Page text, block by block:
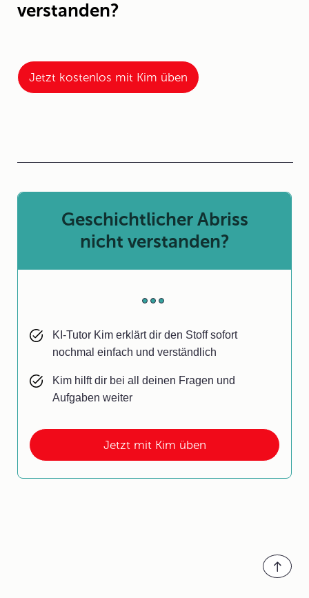
verstanden?
Jetzt kostenlos mit Kim üben
Jetzt mit Kim üben
Geschichtlicher Abriss
nicht verstanden?
KI-Tutor Kim erklärt dir den Stoff sofort
nochmal einfach und verständlich
Kim hilft dir bei all deinen Fragen und
Aufgaben weiter